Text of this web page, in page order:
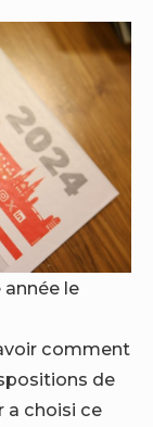
le
comment
de
a choisi ce